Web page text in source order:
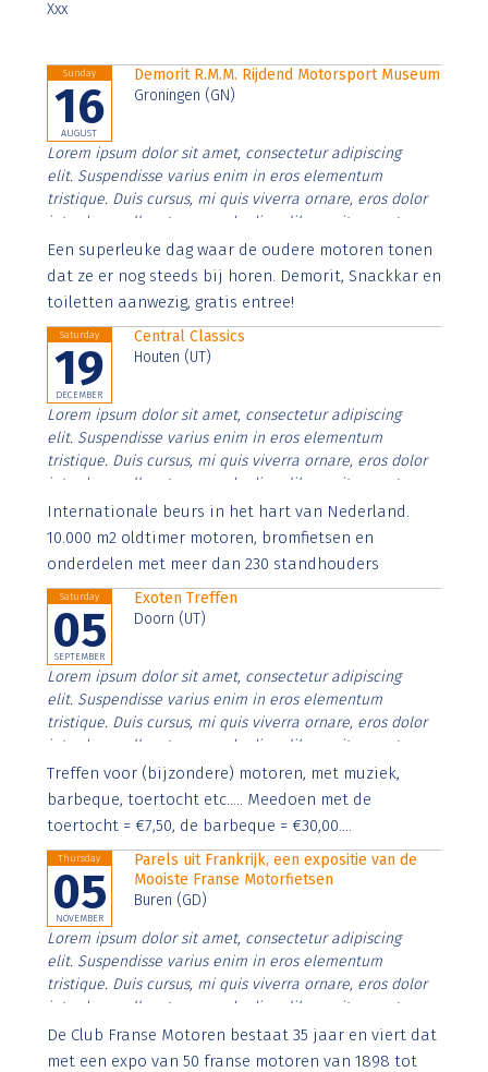
Xxx
Sunday
16
AUGUST
Demorit R.M.M. Rijdend Motorsport Museum
Groningen (GN)
Lorem ipsum dolor sit amet, consectetur adipiscing
elit. Suspendisse varius enim in eros elementum
tristique. Duis cursus, mi quis viverra ornare, eros dolor
interdum nulla, ut commodo diam libero vitae erat.
Aenean faucibus nibh et justo cursus id rutrum lorem
imperdiet. Nunc ut sem vitae risus tristique posuere.
Een superleuke dag waar de oudere motoren tonen
dat ze er nog steeds bij horen. Demorit, Snackkar en
toiletten aanwezig, gratis entree!
Saturday
19
DECEMBER
Central Classics
Houten (UT)
Lorem ipsum dolor sit amet, consectetur adipiscing
elit. Suspendisse varius enim in eros elementum
tristique. Duis cursus, mi quis viverra ornare, eros dolor
interdum nulla, ut commodo diam libero vitae erat.
Aenean faucibus nibh et justo cursus id rutrum lorem
imperdiet. Nunc ut sem vitae risus tristique posuere.
Internationale beurs in het hart van Nederland.
10.000 m2 oldtimer motoren, bromfietsen en
onderdelen met meer dan 230 standhouders
Saturday
05
SEPTEMBER
Exoten Treffen
Doorn (UT)
Lorem ipsum dolor sit amet, consectetur adipiscing
elit. Suspendisse varius enim in eros elementum
tristique. Duis cursus, mi quis viverra ornare, eros dolor
interdum nulla, ut commodo diam libero vitae erat.
Aenean faucibus nibh et justo cursus id rutrum lorem
imperdiet. Nunc ut sem vitae risus tristique posuere.
Treffen voor (bijzondere) motoren, met muziek,
barbeque, toertocht etc..... Meedoen met de
toertocht = €7,50, de barbeque = €30,00....
Thursday
05
NOVEMBER
Parels uit Frankrijk, een expositie van de
Mooiste Franse Motorfietsen
Buren (GD)
Lorem ipsum dolor sit amet, consectetur adipiscing
elit. Suspendisse varius enim in eros elementum
tristique. Duis cursus, mi quis viverra ornare, eros dolor
interdum nulla, ut commodo diam libero vitae erat.
Aenean faucibus nibh et justo cursus id rutrum lorem
imperdiet. Nunc ut sem vitae risus tristique posuere.
De Club Franse Motoren bestaat 35 jaar en viert dat
met een expo van 50 franse motoren van 1898 tot